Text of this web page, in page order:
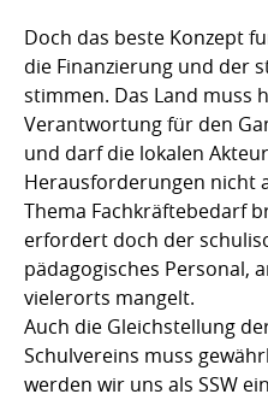
Doch das beste Konzept
die Finanzierung und der
stimmen. Das Land muss
Verantwortung für den
und darf die lokalen
Herausforderungen nicht
Thema Fachkräftebedarf
erfordert doch der
pädagogisches Personal,
vielerorts mangelt.
Auch die Gleichstellung
Schulvereins muss
werden wir uns als SSW